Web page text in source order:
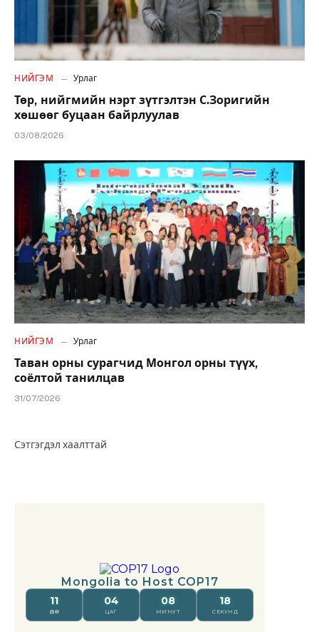
НИЙГЭМ Урлаг
Төр, нийгмийн нэрт зүтгэлтэн С.Зоригийн
хөшөөг буцаан байрлуулав
03/08/2026
НИЙГЭМ Урлаг
Таван орны сурагчид Монгол орны түүх,
соёлтой танилцав
31/07/2026
Сэтгэгдэл хаалттай